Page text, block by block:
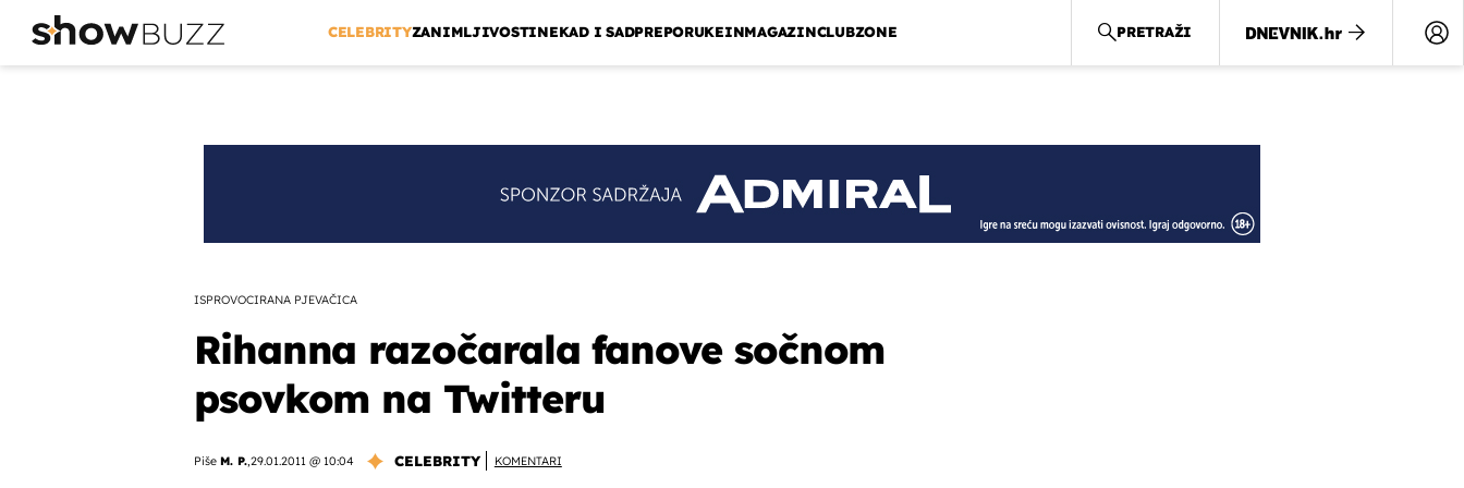
CELEBRITYZANIMLJIVOSTINEKAD I SADPREPORUKEINMAGAZINCLUBZONE PRETRAŽI
ISPROVOCIRANA PJEVAČICA
Rihanna razočarala fanove sočnom
psovkom na Twitteru
Piše M. P.,29.01.2011 @ 10:04 CELEBRITY KOMENTARI